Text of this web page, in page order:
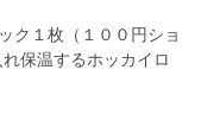
ク１枚（１００円ショ
保温するホッカイロ